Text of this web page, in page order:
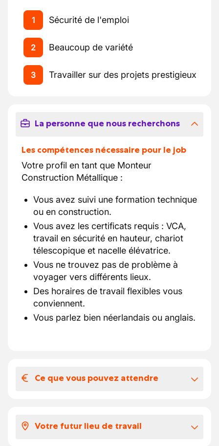
1 Sécurité de l'emploi
2 Beaucoup de variété
3 Travailler sur des projets prestigieux
La personne que nous recherchons
Les compétences nécessaire pour le job
Votre profil en tant que Monteur
Construction Métallique :
Vous avez suivi une formation technique
ou en construction.
Vous avez les certificats requis : VCA,
travail en sécurité en hauteur, chariot
télescopique et nacelle élévatrice.
Vous ne trouvez pas de problème à
voyager vers différents lieux.
Des horaires de travail flexibles vous
conviennent.
Vous parlez bien néerlandais ou anglais.
Ce que vous pouvez attendre
Notre client vous paie selon les barèmes
Votre futur lieu de travail